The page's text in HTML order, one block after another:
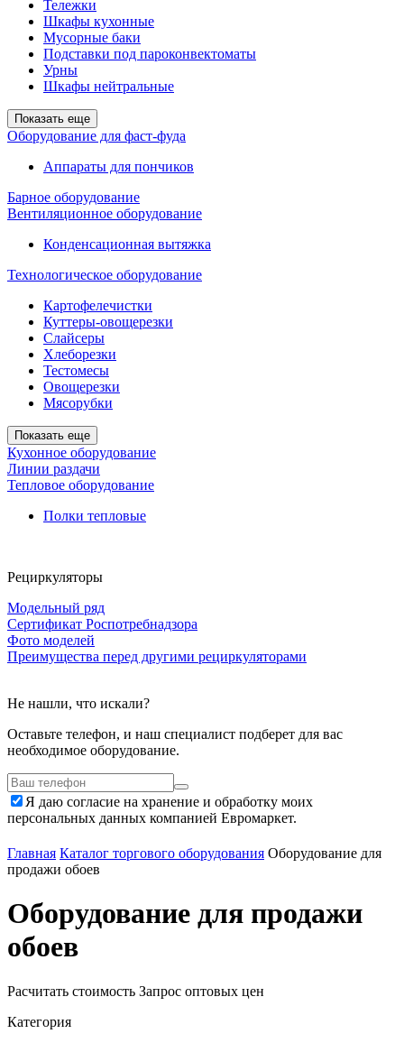
Тележки
Шкафы кухонные
Мусорные баки
Подставки под пароконвектоматы
Урны
Шкафы нейтральные
Показать еще
Оборудование для фаст-фуда
Аппараты для пончиков
Барное оборудование
Вентиляционное оборудование
Конденсационная вытяжка
Технологическое оборудование
Картофелечистки
Куттеры-овощерезки
Слайсеры
Хлеборезки
Тестомесы
Овощерезки
Мясорубки
Показать еще
Кухонное оборудование
Линии раздачи
Тепловое оборудование
Полки тепловые
Рециркуляторы
Модельный ряд
Сертификат Роспотребнадзора
Фото моделей
Преимущества перед другими рециркуляторами
Не нашли, что искали?
Оставьте телефон, и наш специалист подберет для вас
необходимое оборудование.
Я даю согласие на хранение и обработку моих
персональных данных компанией Евромаркет.
Главная Каталог торгового оборудования Оборудование для
продажи обоев
Оборудование для продажи
обоев
Расчитать стоимость Запрос оптовых цен
Категория